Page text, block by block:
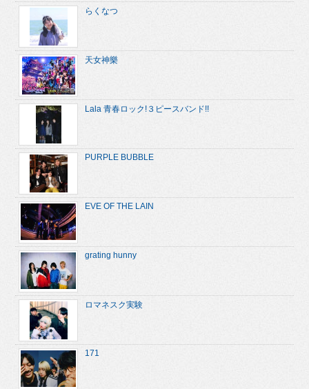
らくなつ
天女神樂
Lala 青春ロック!３ピースバンド!!
PURPLE BUBBLE
EVE OF THE LAIN
grating hunny
ロマネスク実験
171